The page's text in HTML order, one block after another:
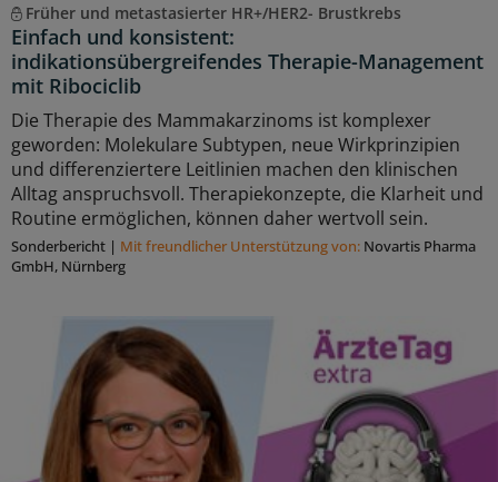
Früher und metastasierter HR+/HER2- Brustkrebs
Einfach und konsistent:
indikationsübergreifendes Therapie-Management
mit Ribociclib
Die Therapie des Mammakarzinoms ist komplexer
geworden: Molekulare Subtypen, neue Wirkprinzipien
und differenziertere Leitlinien machen den klinischen
Alltag anspruchsvoll. Therapiekonzepte, die Klarheit und
Routine ermöglichen, können daher wertvoll sein.
Sonderbericht | Mit freundlicher Unterstützung von: Novartis Pharma
GmbH, Nürnberg